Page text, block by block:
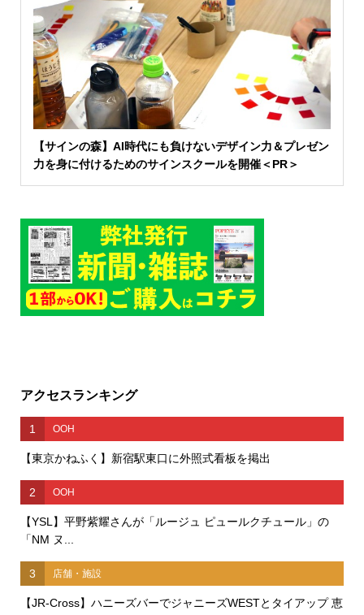
【サインの森】AI時代にも負けないデザイン力＆プレゼン
力を身に付けるためのサインスクールを開催＜PR＞
アクセスランキング
1 OOH
【東京かねふく】新宿駅東口に外照式看板を掲出
2 OOH
【YSL】平野紫耀さんが「ルージュ ピュールクチュール」の
「NM ヌ...
3 店舗・施設
【JR-Cross】ハニーズバーでジャニーズWESTとタイアップ 恵